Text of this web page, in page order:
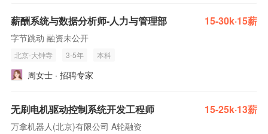
薪酬系统与数据分析师-人力与管理部 15-30k·15薪
字节跳动 融资未公开
北京-大钟寺 3-5年 本科
周女士 · 招聘专家
无刷电机驱动控制系统开发工程师 15-25k·13薪
万拿机器人(北京)有限公司 A轮融资